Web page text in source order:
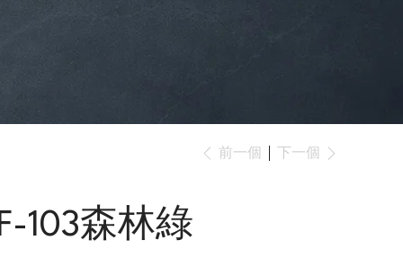
前一個 下一個
103森林綠